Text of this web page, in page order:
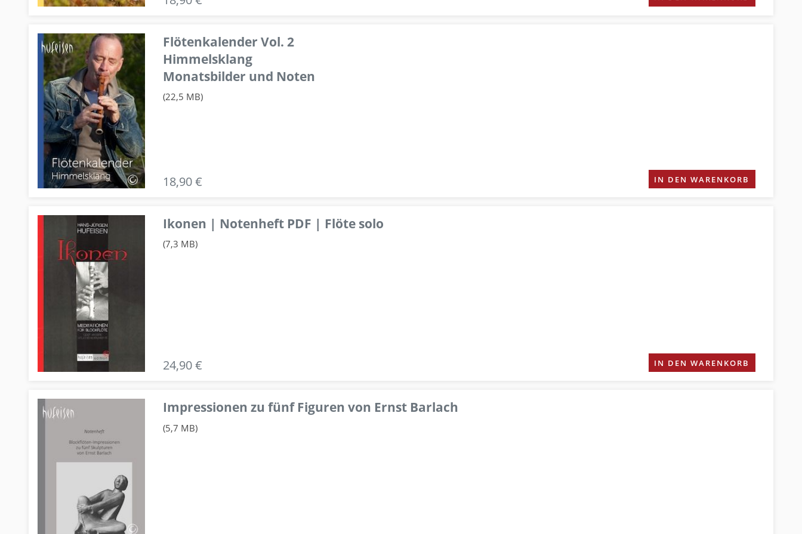
Flötenkalender Vol. 2
Himmelsklang
Monatsbilder und Noten
(22,5 MB)
18,90 € IN DEN WARENKORB
Ikonen | Notenheft PDF | Flöte solo
(7,3 MB)
24,90 € IN DEN WARENKORB
Impressionen zu fünf Figuren von Ernst Barlach
(5,7 MB)